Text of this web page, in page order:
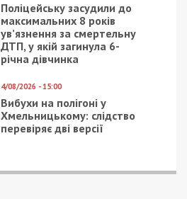
Поліцейську засудили до
максимальних 8 років
ув’язнення за смертельну
ДТП, у якій загинула 6-
річна дівчинка
4/08/2026 - 15:00
Вибухи на полігоні у
Хмельницькому: слідство
перевіряє дві версії